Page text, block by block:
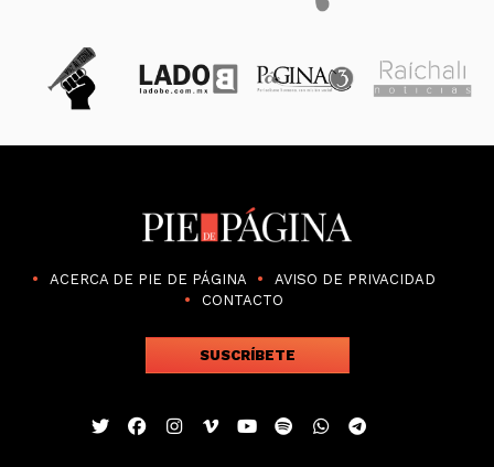
ACERCA DE PIE DE PÁGINA
AVISO DE PRIVACIDAD
CONTACTO
SUSCRÍBETE